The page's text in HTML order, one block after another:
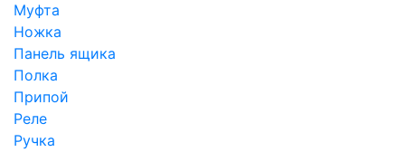
Муфта
Ножка
Панель ящика
Полка
Припой
Реле
Ручка